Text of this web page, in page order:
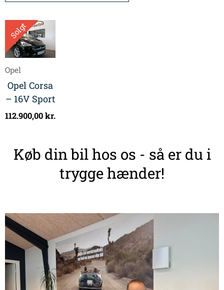
Solgt
Opel
Opel Corsa
– 16V Sport
112.900,00kr.
Køb din bil hos os - så er du i
trygge hænder!